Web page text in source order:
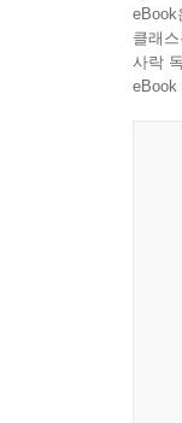
순간,
스스
구
승
eBook
클래
사락
eBook